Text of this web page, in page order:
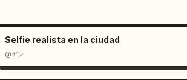
Selfie realista en la ciudad
@ギン